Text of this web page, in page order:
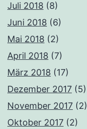
Juli 2018 (8)
Juni 2018 (6)
Mai 2018 (2)
April 2018 (7)
März 2018 (17)
Dezember 2017 (5)
November 2017 (2)
Oktober 2017 (2)